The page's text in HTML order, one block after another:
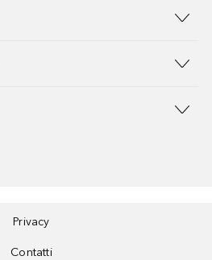
Privacy
Contatti